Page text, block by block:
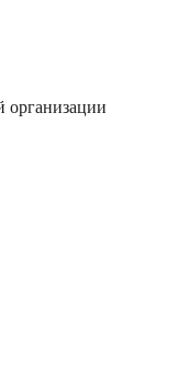
организации